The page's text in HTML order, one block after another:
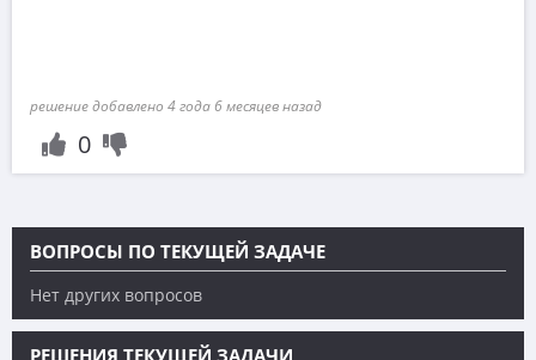
решение добавлено 4 года 6 месяцев назад
0
ВОПРОСЫ ПО ТЕКУЩЕЙ ЗАДАЧЕ
Нет других вопросов
РЕШЕНИЯ ТЕКУЩЕЙ ЗАДАЧИ